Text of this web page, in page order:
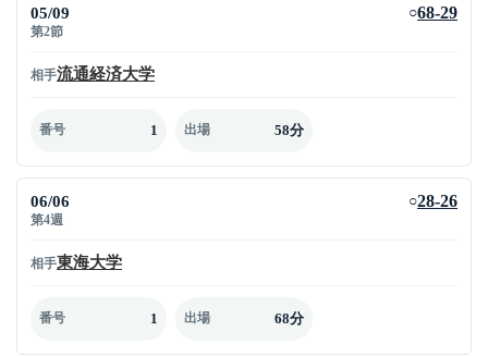
05/09
第2節
○68-29
相手流通経済大学
番号 1 出場 58分
06/06
第4週
○28-26
相手東海大学
番号 1 出場 68分